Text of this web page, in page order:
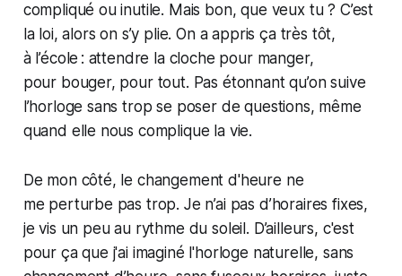
compliqué ou inutile. Mais bon, que veux tu ? C’est
la loi, alors on s’y plie. On a appris ça très tôt,
à l’école : attendre la cloche pour manger,
pour bouger, pour tout. Pas étonnant qu’on suive
l’horloge sans trop se poser de questions, même
quand elle nous complique la vie.
De mon côté, le changement d'heure ne
me perturbe pas trop. Je n’ai pas d’horaires fixes,
je vis un peu au rythme du soleil. D’ailleurs, c'est
pour ça que j'ai imaginé l'horloge naturelle, sans